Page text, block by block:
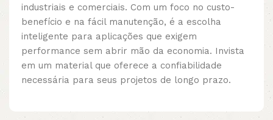
industriais e comerciais. Com um foco no custo-
benefício e na fácil manutenção, é a escolha
inteligente para aplicações que exigem
performance sem abrir mão da economia. Invista
em um material que oferece a confiabilidade
necessária para seus projetos de longo prazo.